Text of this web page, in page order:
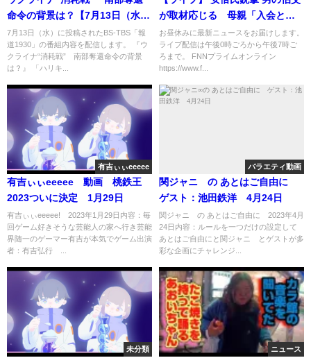
命令の背景は？【7月13日（水）
#報道1930】
7月13日（水）に投稿されたBS-TBS「報
道1930」の番組内容を配信します。 『ウ
クライナ“消耗戦” 南部奪還命令の背景
は？』 「ハリキ...
が取材応じる 母親「入会と同
時に2000万円献金」 / お昼のニ
ュース 7月15日〈FNNプライム
オンライン〉
お昼休みに最新ニュースをお届けします。
ライブ配信は午後0時ごろから午後7時ご
ろまで。 FNNプライムオンライン
https://www.f...
有吉ぃぃeeeee
有吉ぃぃeeeee 動画 桃鉄王
2023ついに決定 1月29日
有吉ぃぃeeeee! 2023年1月29日内容：毎
回ゲーム好きそうな芸能人の家へ行き芸能
界随一のゲーマー有吉が本気でゲーム出演
者：有吉弘行 ...
バラエティ動画
関ジャニ∞の あとはご自由に
ゲスト：池田鉄洋 4月24日
関ジャニ∞の あとはご自由に 2023年4月
24日内容：ルールを一つだけの設定して
あとはご自由にと関ジャニ∞とゲストが多
彩な企画にチャレンジ...
未分類 ニュース